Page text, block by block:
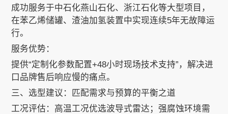
成功服务于中石化燕山石化、浙江石化等大型项目，
在苯乙烯储罐、渣油加氢装置中实现连续5年无故障运
行。
服务优势：
提供“定制化参数配置+48小时现场技术支持”，解决进
口品牌售后响应慢的痛点。
三、选型建议：匹配需求与预算的平衡之道
工况评估：高温工况优选波导式雷达；强腐蚀环境需